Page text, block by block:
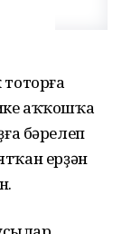
аҡҡошҡа
бәрелеп
ерҙән